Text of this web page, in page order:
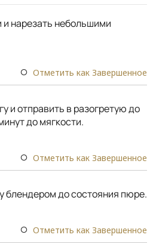
и нарезать небольшими
Отметить как Завершенное
и отправить в разогретую до
до мягкости.
Отметить как Завершенное
блендером до состояния пюре.
Отметить как Завершенное